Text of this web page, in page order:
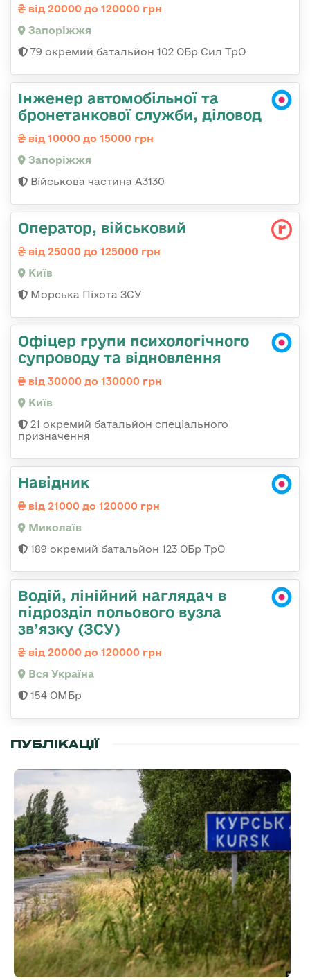
від 20000 до 120000 грн
Запоріжжя
79 окремий батальйон 102 ОБр Сил ТрО
Інженер автомобільної та
бронетанкової служби, діловод
від 10000 до 15000 грн
Запоріжжя
Військова частина А3130
Опеpатоp, військовий
від 25000 до 125000 грн
Київ
Морська Піхота ЗСУ
Офіцер групи психологічного
супроводу та відновлення
від 30000 до 130000 грн
Київ
21 окремий батальйон спеціального
призначення
Навідник
від 21000 до 120000 грн
Миколаїв
189 окремий батальйон 123 ОБр ТрО
Водій, лінійний наглядач в
підрозділ польового вузла
зв’язку (ЗСУ)
від 20000 до 120000 грн
Вся Україна
154 ОМБр
ПУБЛІКАЦІЇ